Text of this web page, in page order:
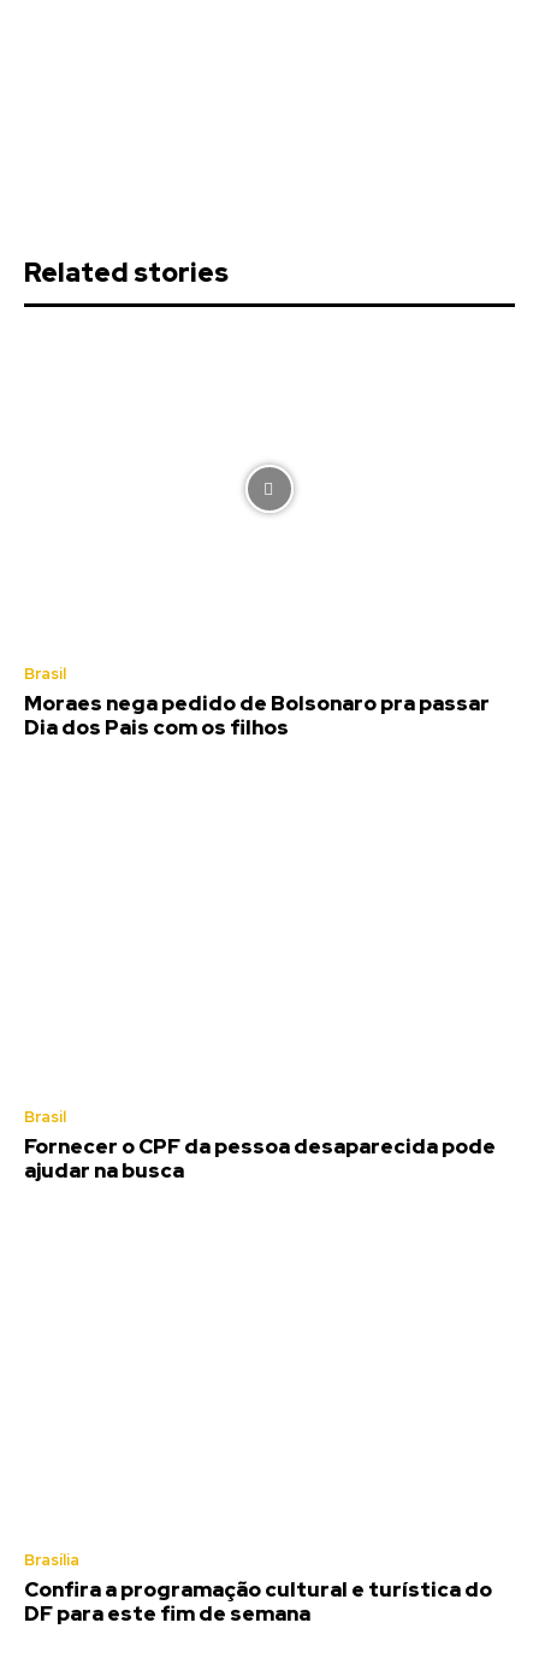
Related stories
Brasil
Moraes nega pedido de Bolsonaro pra passar
Dia dos Pais com os filhos
Brasil
Fornecer o CPF da pessoa desaparecida pode
ajudar na busca
Brasília
Confira a programação cultural e turística do
DF para este fim de semana